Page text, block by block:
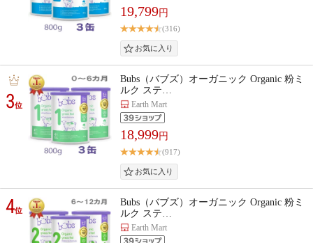
19,799円
(316)
3位
Bubs（バブズ）オーガニック Organic 粉ミ
ルク ステ…
Earth Mart
18,999円
(917)
4位
Bubs（バブズ）オーガニック Organic 粉ミ
ルク ステ…
Earth Mart